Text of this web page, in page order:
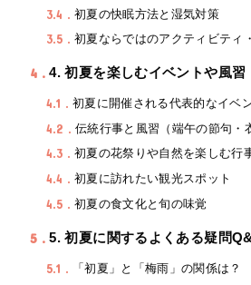
3.4 初夏の快眠方法と湿気対策
3.5 初夏ならではのアクティビティ
4 4. 初夏を楽しむイベントや風習
4.1 初夏に開催される代表的なイベ
4.2 伝統行事と風習（端午の節句・
4.3 初夏の花祭りや自然を楽しむ行
4.4 初夏に訪れたい観光スポット
4.5 初夏の食文化と旬の味覚
5 5. 初夏に関するよくある疑問
5.1 「初夏」と「梅雨」の関係は？